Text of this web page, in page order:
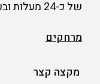
של כ-24 מעלות ובעומק מקסימלי של 1.60 מטר.
מרחקים
מקצה קצר